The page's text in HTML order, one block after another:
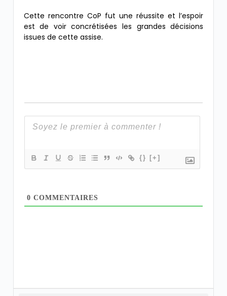
Cette rencontre CoP fut une réussite et l’espoir
est de voir concrétisées les grandes décisions
issues de cette assise.
{} [+]
0 COMMENTAIRES